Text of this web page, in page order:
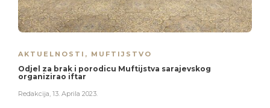
AKTUELNOSTI , MUFTIJSTVO
Odjel za brak i porodicu Muftijstva sarajevskog
organizirao iftar
Redakcija, 13. Aprila 2023.